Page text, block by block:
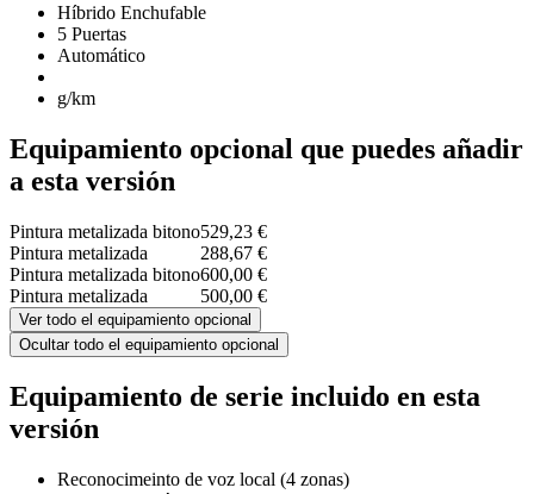
Híbrido Enchufable
5 Puertas
Automático
g/km
Equipamiento opcional que puedes añadir
a esta versión
Pintura metalizada bitono529,23 €
Pintura metalizada
288,67 €
Pintura metalizada bitono600,00 €
Pintura metalizada
500,00 €
Ver todo el equipamiento opcional
Ocultar todo el equipamiento opcional
Equipamiento de serie incluido en esta
versión
Reconocimeinto de voz local (4 zonas)